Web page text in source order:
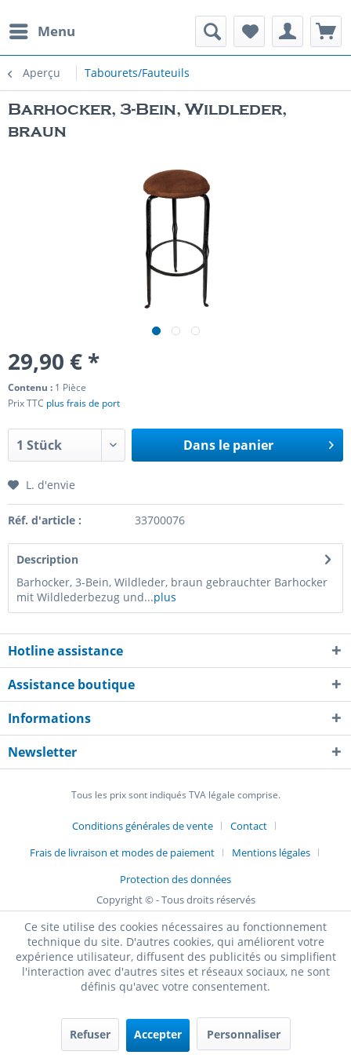
Menu
Aperçu Tabourets/Fauteuils
Barhocker, 3-Bein, Wildleder,
braun
29,90 € *
Contenu : 1 Pièce
Prix TTC plus frais de port
Dans le panier
L. d'envie
Réf. d'article : 33700076
Description
Barhocker, 3-Bein, Wildleder, braun gebrauchter Barhocker
mit Wildlederbezug und...plus
Hotline assistance
Assistance boutique
Informations
Newsletter
Tous les prix sont indiqués TVA légale comprise.
Conditions générales de vente
Contact
Frais de livraison et modes de paiement
Mentions légales
Protection des données
Copyright © - Tous droits réservés
Ce site utilise des cookies nécessaires au fonctionnement
technique du site. D'autres cookies, qui améliorent votre
expérience utilisateur, diffusent des publicités ou simplifient
l'interaction avec d'autres sites et réseaux sociaux, ne sont
définis qu'avec votre consentement.
Refuser Accepter Personnaliser